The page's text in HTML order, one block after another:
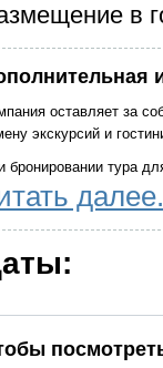
в
оставляет за
экскурсий и
бронировании тура
одиночного
посадка
пары кресел;
рядом с